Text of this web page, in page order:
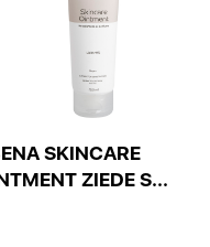
SKINCARE
ZIEDE S...